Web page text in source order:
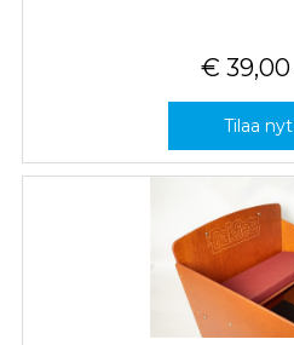
€ 39,00
Tilaa nyt